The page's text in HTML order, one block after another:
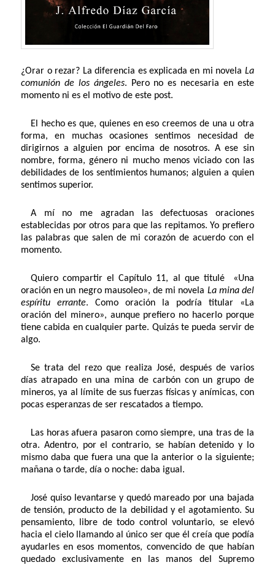
¿Orar o rezar? La diferencia es explicada en mi novela La
comunión de los ángeles. Pero no es necesaria en este
momento ni es el motivo de este post.
El hecho es que, quienes en eso creemos de una u otra
forma, en muchas ocasiones sentimos necesidad de
dirigirnos a alguien por encima de nosotros. A ese sin
nombre, forma, género ni mucho menos viciado con las
debilidades de los sentimientos humanos; alguien a quien
sentimos superior.
A mí no me agradan las defectuosas oraciones
establecidas por otros para que las repitamos. Yo prefiero
las palabras que salen de mi corazón de acuerdo con el
momento.
Quiero compartir el Capítulo 11, al que titulé «Una
oración en un negro mausoleo», de mi novela La mina del
espíritu errante. Como oración la podría titular «La
oración del minero», aunque prefiero no hacerlo porque
tiene cabida en cualquier parte. Quizás te pueda servir de
algo.
Se trata del rezo que realiza José, después de varios
días atrapado en una mina de carbón con un grupo de
mineros, ya al límite de sus fuerzas físicas y anímicas, con
pocas esperanzas de ser rescatados a tiempo.
Las horas afuera pasaron como siempre, una tras de la
otra. Adentro, por el contrario, se habían detenido y lo
mismo daba que fuera una que la anterior o la siguiente;
mañana o tarde, día o noche: daba igual.
José quiso levantarse y quedó mareado por una bajada
de tensión, producto de la debilidad y el agotamiento. Su
pensamiento, libre de todo control voluntario, se elevó
hacia el cielo llamando al único ser que él creía que podía
ayudarles en esos momentos, convencido de que habían
quedado exclusivamente en las manos del Supremo